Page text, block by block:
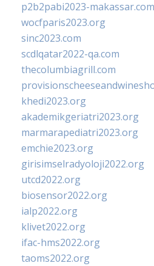
p2b2pabi2023-makassar.com
wocfparis2023.org
sinc2023.com
scdlqatar2022-qa.com
thecolumbiagrill.com
khedi2023.org
akademikgeriatri2023.org
marmarapediatri2023.org
emchie2023.org
girisimselradyoloji2022.org
utcd2022.org
biosensor2022.org
ialp2022.org
klivet2022.org
ifac-hms2022.org
taoms2022.org